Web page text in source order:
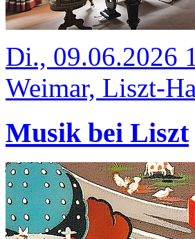
Di., 09.06.2026
Weimar, Liszt-
Musik bei Liszt